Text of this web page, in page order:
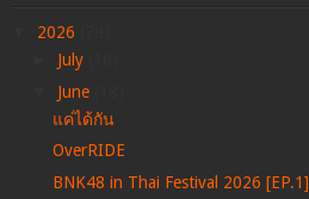
2026
July
June
แค่ได้กัน
OverRIDE
BNK48 in Thai Festival 2026 [EP.1]